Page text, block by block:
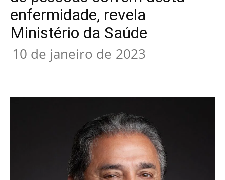
enfermidade, revela
Ministério da Saúde
10 de janeiro de 2023